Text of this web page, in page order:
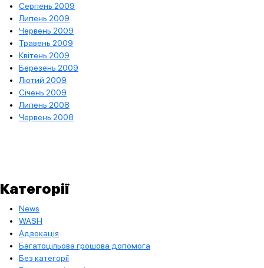
Серпень 2009
Липень 2009
Червень 2009
Травень 2009
Квітень 2009
Березень 2009
Лютий 2009
Січень 2009
Липень 2008
Червень 2008
Категорії
News
WASH
Адвокація
Багатоцільова грошова допомога
Без категорії